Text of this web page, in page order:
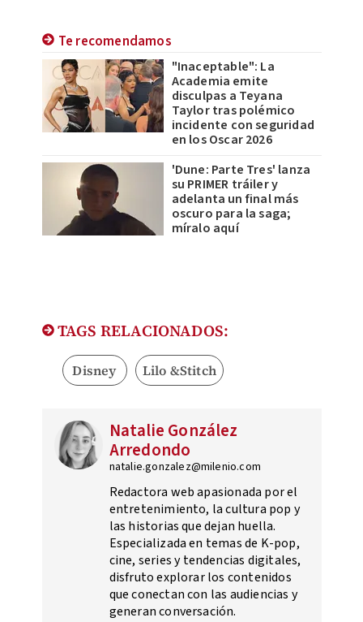
Te recomendamos
"Inaceptable": La
Academia emite
disculpas a Teyana
Taylor tras polémico
incidente con seguridad
en los Oscar 2026
'Dune: Parte Tres' lanza
su PRIMER tráiler y
adelanta un final más
oscuro para la saga;
míralo aquí
TAGS RELACIONADOS:
Disney Lilo &Stitch
Natalie González
Arredondo
natalie.gonzalez@milenio.com
Redactora web apasionada por el
entretenimiento, la cultura pop y
las historias que dejan huella.
Especializada en temas de K-pop,
cine, series y tendencias digitales,
disfruto explorar los contenidos
que conectan con las audiencias y
generan conversación.